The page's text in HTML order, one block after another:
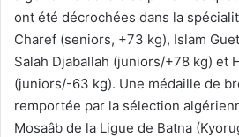
ont été décrochées dans la
Charef (seniors, +73 kg), Islam
Salah Djaballah (juniors/+78 kg) et
(juniors/-63 kg). Une médaille de
remportée par la sélection
Mosaâb de la Ligue de Batna